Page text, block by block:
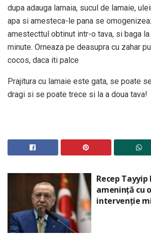
dupa adauga lamaia, sucul de lamaie,
apa si amesteca-le pana se
amestecttul obtinut intr-o tava, si baga
minute. Orneaza pe deasupra cu zahar
cocos, daca iti palce
Prajitura cu lamaie este gata, se poate
dragi si se poate trece si la a doua tava!
Recep Tayyip
amenință cu
intervenție